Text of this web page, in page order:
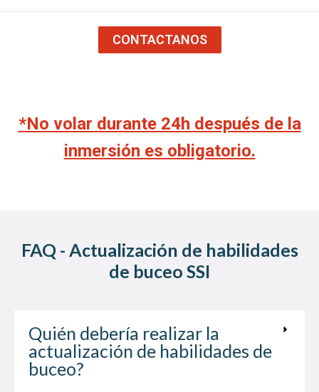
CONTACTANOS
*No volar durante 24h después de la
inmersión es obligatorio.
FAQ - Actualización de habilidades
de buceo SSI
Quién debería realizar la
actualización de habilidades de
buceo?